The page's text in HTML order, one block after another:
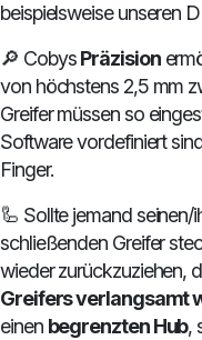
beispielsweise unseren
🔎 CobysPräzision
von höchstens 2,5 mm
Greifer müssen so
Software vordefiniert
Finger.
🦾 Sollte jemand seinen/
schließenden Greifer
wieder zurückzuziehen,
Greifers verlangsamt
einen begrenzten Hub,